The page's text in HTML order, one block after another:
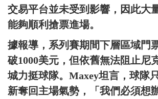
交易平台並未受到影響，因此大
能夠順利搶票進場。
據報導，系列賽期間下層區域門
破1000美元，但依舊無法阻止尼
城力挺球隊。Maxey坦言，球隊
新奪回主場氣勢，「我們必須想